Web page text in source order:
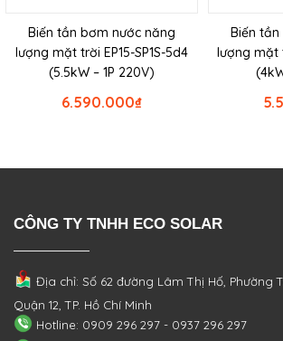
Biến tần bơm nước năng
lượng mặt trời EP15-SP1S-5d4
(5.5kW – 1P 220V)
₫
6.590.000
Biến
lượng mặt
CÔNG TY TNHH ECO SOLAR
Địa chỉ: Số 62 đường Lâm Thị Hố, Phường
Quận 12, TP. Hồ Chí Minh
Hotline: 0909 296 297 - 0937 296 297